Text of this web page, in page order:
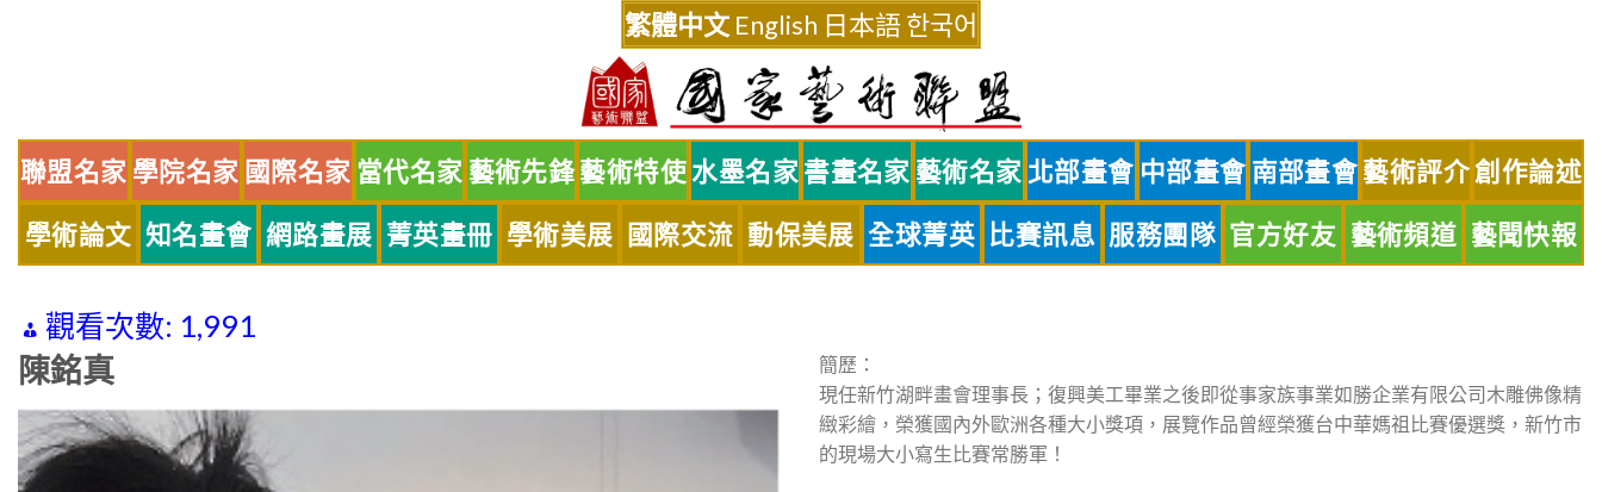
繁體中文 English 日本語한국어
聯盟名家 學院名家 國際名家 當代名家 藝術先鋒藝術特使水墨名家 書畫名家 藝術名家 北部畫會 中部畫會 南部畫會藝術評介創作論述
學術論文 知名畫會 網路畫展 菁英畫冊 學術美展 國際交流 動保美展 全球菁英 比賽訊息 服務團隊 官方好友 藝術頻道 藝聞快報
觀看次數: 1,991
陳銘真
簡歷：
現任新竹湖畔畫會理事長；復興美工畢業之後即從事家族事業如勝企業有限公司木雕佛像精
緻彩繪，榮獲國內外歐洲各種大小獎項，展覽作品曾經榮獲台中華媽祖比賽優選獎，新竹市
的現場大小寫生比賽常勝軍！